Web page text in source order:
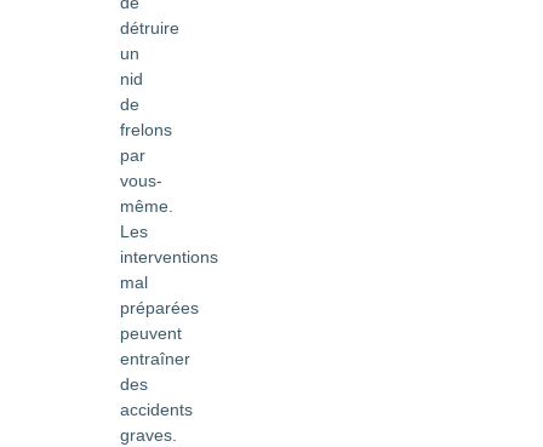
détruire
un
nid
de
frelons
par
vous-
même.
Les
interventions
mal
préparées
peuvent
entraîner
des
accidents
graves.